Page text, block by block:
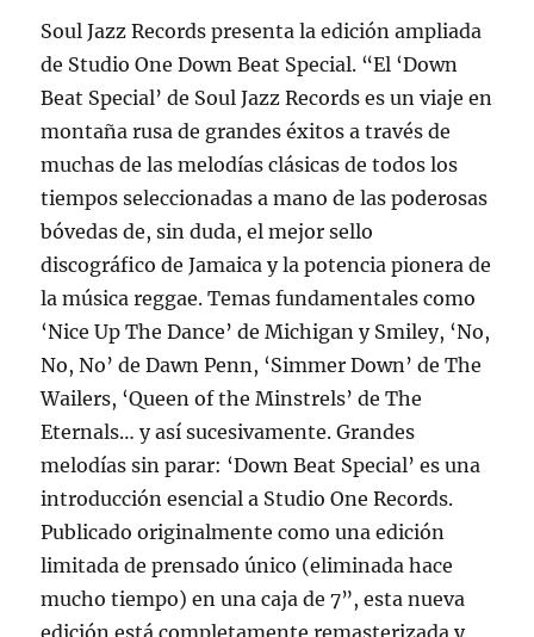
Soul Jazz Records presenta la edición ampliada
de Studio One Down Beat Special. “El ‘Down
Beat Special’ de Soul Jazz Records es un viaje en
montaña rusa de grandes éxitos a través de
muchas de las melodías clásicas de todos los
tiempos seleccionadas a mano de las poderosas
bóvedas de, sin duda, el mejor sello
discográfico de Jamaica y la potencia pionera de
la música reggae. Temas fundamentales como
‘Nice Up The Dance’ de Michigan y Smiley, ‘No,
No, No’ de Dawn Penn, ‘Simmer Down’ de The
Wailers, ‘Queen of the Minstrels’ de The
Eternals… y así sucesivamente. Grandes
melodías sin parar: ‘Down Beat Special’ es una
introducción esencial a Studio One Records.
Publicado originalmente como una edición
limitada de prensado único (eliminada hace
mucho tiempo) en una caja de 7”, esta nueva